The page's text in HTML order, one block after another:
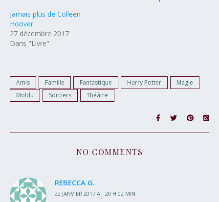
Jamais plus de Colleen
Hoover
27 décembre 2017
Dans "Livre"
Amis Famille Fantastique Harry Potter
Magie
Moldu
Sorciers Théâtre
NO COMMENTS
REBECCA G.
22 JANVIER 2017 AT 20 H 02 MIN